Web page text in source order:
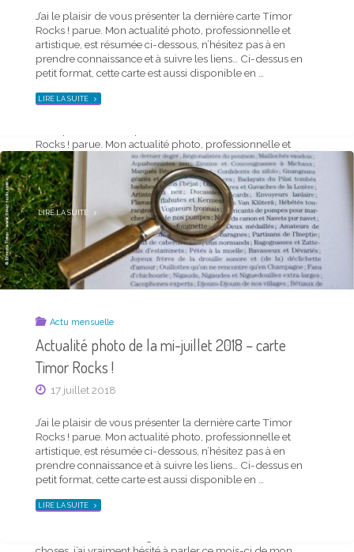
Actu mensuelle
Actualité photo de la mi-avril 2020 – carte
Timor Rocks !
20 avril 2020
Rocks ! parue. Mon actualité photo, professionnelle et
artistique, est résumée ci-dessous, n’hésitez pas à en
prendre connaissance et à suivre les liens… Ma carte
mensuelle, ci-dessus en petit format, est aussi …
LIRE LA SUITE"ACTUALITÉ
PHOTO
MI-
AVRIL
2020
–
CARTE
ROCKS !"
Actu mensuelle
Actualité photo de la mi-mars 2020 – carte
Timor Rocks !
17 mars 2020
J’ai le plaisir de vous présenter la dernière carte Timor
Rocks ! parue. Mon actualité photo, professionnelle et
artistique, est résumée ci-dessous, n’hésitez pas à en
prendre connaissance et à suivre les liens… Ci-dessus en
petit format, cette carte est aussi disponible en …
LIRE LA SUITE"ACTUALITÉ
PHOTO
2018
–
Actu mensuelle
Actualité photo de la mi-juillet 2018 – carte
Timor Rocks !
17 juillet 2018
J’ai le plaisir de vous présenter la dernière carte Timor
Rocks ! parue. Mon actualité photo, professionnelle et
artistique, est résumée ci-dessous, n’hésitez pas à en
prendre connaissance et à suivre les liens… Ci-dessus en
petit format, cette carte est aussi disponible en …
LIRE LA SUITE"ACTUALITÉ
PHOTO